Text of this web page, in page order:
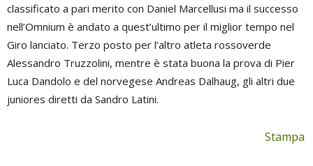
classificato a pari merito con Daniel Marcellusi ma il successo
nell’Omnium è andato a quest’ultimo per il miglior tempo nel
Giro lanciato. Terzo posto per l’altro atleta rossoverde
Alessandro Truzzolini, mentre è stata buona la prova di Pier
Luca Dandolo e del norvegese Andreas Dalhaug, gli altri due
juniores diretti da Sandro Latini.
Stampa